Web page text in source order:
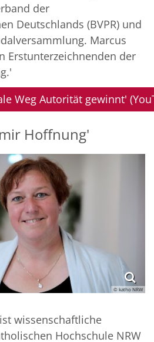
der
Deutschlands (BVPR) und
Marcus
Erstunterzeichnenden der
Weg Autorität gewinnt'
Hoffnung'
© katho NRW
ist wissenschaftliche
Hochschule NRW